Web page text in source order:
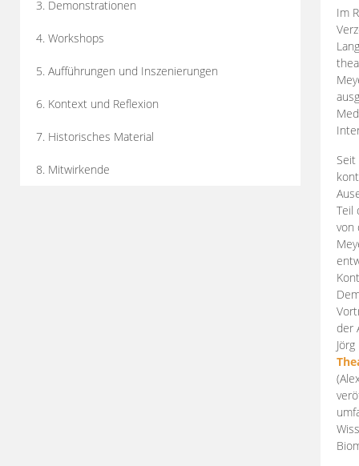
3. Demonstrationen
4. Workshops
5. Aufführungen und Inszenierungen
6. Kontext und Reflexion
7. Historisches Material
8. Mitwirkende
Im
Teil
von
der